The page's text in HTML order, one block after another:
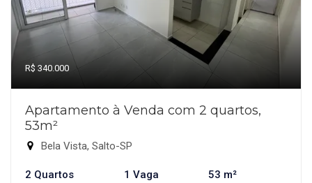
R$ 340.000
Apartamento à Venda com 2 quartos,
53m²
Bela Vista, Salto-SP
2 Quartos 1 Vaga 53 m²